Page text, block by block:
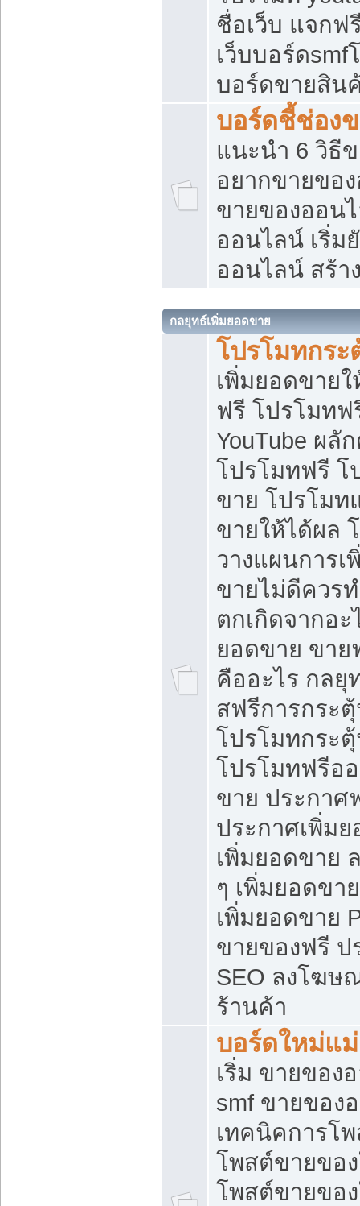
ชื่อเว็บ แจกฟ
เว็บบอร์ดsmf
บอร์ดขายสิน
บอร์ดชี้ช่อง
แนะนำ 6 วิธี
อยากขายขอ
ขายของออน
ออนไลน์ เริ่ม
ออนไลน์ สร้า
กลยุทธ์เพิ่มยอดขาย
โปรโมทกร
เพิ่มยอดขายใ
ฟรี โปรโมทฟ
YouTube ผลั
โปรโมทฟรี โ
ขาย โปรโมท
ขายให้ได้ผล
วางแผนการ
ขายไม่ดีควร
ตกเกิดจากอะ
ยอดขาย ขาย
คืออะไร กลยุ
สฟรีการกระ
โปรโมทกระ
โปรโมทฟรีอ
ขาย ประกาศ
ประกาศเพิ่ม
เพิ่มยอดขาย
ๆ เพิ่มยอดขา
เพิ่มยอดขาย
ขายของฟรี ป
SEO ลงโฆษ
ร้านค้า
บอร์ดใหม่แ
เริ่ม ขายของ
smf ขายของ
เทคนิคการโ
โพสต์ขายขอ
โพสต์ขายขอ